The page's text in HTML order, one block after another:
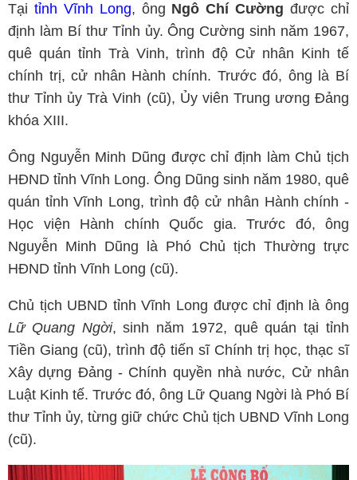
Tại tỉnh Vĩnh Long, ông Ngô Chí Cường được chỉ
định làm Bí thư Tỉnh ủy. Ông Cường sinh năm 1967,
quê quán tỉnh Trà Vinh, trình độ Cử nhân Kinh tế
chính trị, cử nhân Hành chính. Trước đó, ông là Bí
thư Tỉnh ủy Trà Vinh (cũ), Ủy viên Trung ương Đảng
khóa XIII.
Ông Nguyễn Minh Dũng được chỉ định làm Chủ tịch
HĐND tỉnh Vĩnh Long. Ông Dũng sinh năm 1980, quê
quán tỉnh Vĩnh Long, trình độ cử nhân Hành chính -
Học viện Hành chính Quốc gia. Trước đó, ông
Nguyễn Minh Dũng là Phó Chủ tịch Thường trực
HĐND tỉnh Vĩnh Long (cũ).
Chủ tịch UBND tỉnh Vĩnh Long được chỉ định là ông
Lữ Quang Ngời, sinh năm 1972, quê quán tại tỉnh
Tiền Giang (cũ), trình độ tiến sĩ Chính trị học, thạc sĩ
Xây dựng Đảng - Chính quyền nhà nước, Cử nhân
Luật Kinh tế. Trước đó, ông Lữ Quang Ngời là Phó Bí
thư Tỉnh ủy, từng giữ chức Chủ tịch UBND Vĩnh Long
(cũ).